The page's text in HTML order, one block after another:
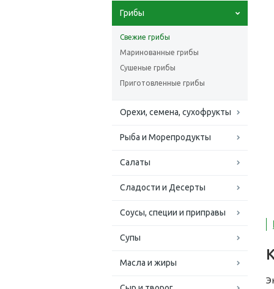
Грибы
Свежие грибы
Маринованные грибы
Сушеные грибы
Приготовленные грибы
Орехи, семена, сухофрукты
Рыба и Морепродукты
Салаты
Сладости и Десерты
Соусы, специи и приправы
Супы
Масла и жиры